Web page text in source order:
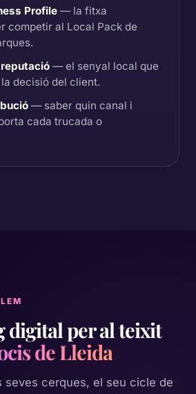
Profile — la fitxa
competir al Local Pack de
— el senyal local que
decisió del client.
— saber quin canal i
cada trucada o
digital per al teixit
de Lleida
seves cerques, el seu cicle de